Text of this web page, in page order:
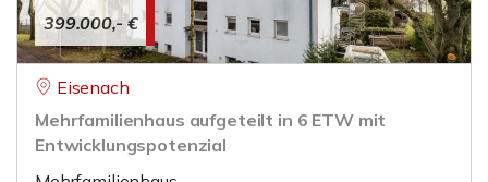
399.000,- €
Eisenach
Mehrfamilienhaus aufgeteilt in 6 ETW mit
Entwicklungspotenzial